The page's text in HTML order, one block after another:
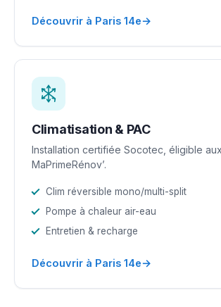
Découvrir à Paris 14e→
Climatisation & PAC
Installation certifiée Socotec, éligible
MaPrimeRénov’.
Clim réversible mono/multi-split
Pompe à chaleur air-eau
Entretien & recharge
Découvrir à Paris 14e→